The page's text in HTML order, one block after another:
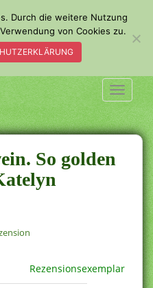
So golden
Rezensionsexemplar
Durch die weitere Nutzung
von Cookies zu.